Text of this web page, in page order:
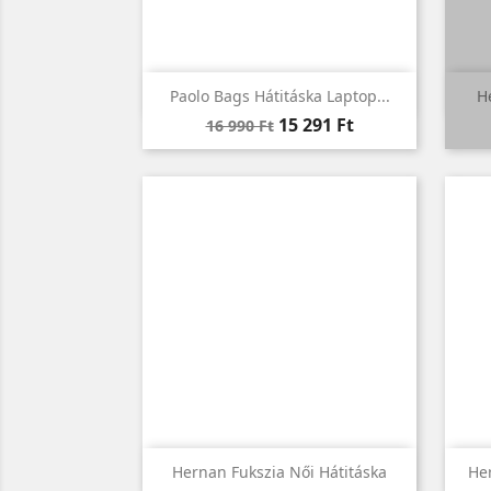
Paolo Bags Hátitáska Laptop...
Normál
ár
16 990 Ft Ár
15 291 Ft
 Előnézet
Hernan Fukszia Női Hátitáska
 Előnézet